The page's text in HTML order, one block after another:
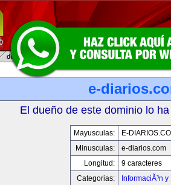
e-
El dueño de este dominio lo
Mayusculas:
E-
Minusculas:
e-diarios.com
Longitud:
9 caracteres
Categorias:
InformaciÃ³n